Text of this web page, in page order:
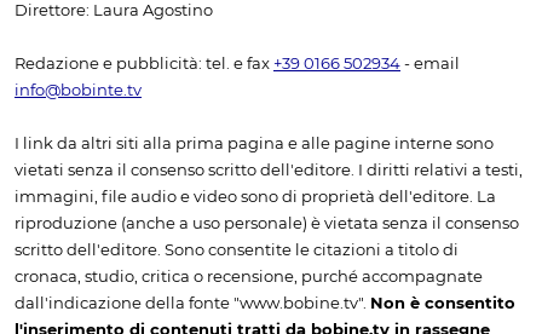
Direttore: Laura Agostino
Redazione e pubblicità: tel. e fax +39 0166 502934 - email
info@bobinte.tv
I link da altri siti alla prima pagina e alle pagine interne sono
vietati senza il consenso scritto dell'editore. I diritti relativi a testi,
immagini, file audio e video sono di proprietà dell'editore. La
riproduzione (anche a uso personale) è vietata senza il consenso
scritto dell'editore. Sono consentite le citazioni a titolo di
cronaca, studio, critica o recensione, purché accompagnate
dall'indicazione della fonte "www.bobine.tv". Non è consentito
l'inserimento di contenuti tratti da bobine.tv in rassegne